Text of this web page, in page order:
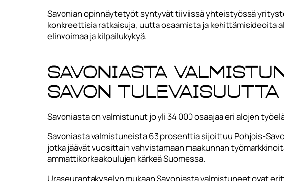
Savonian opinnäytetyöt syntyvät tiiviissä yhteistyössä
konkreettisia ratkaisuja, uutta osaamista ja kehittämisideoita
elinvoimaa ja kilpailukykyä.
Savoniasta
Savon tulevaisuutta
Savoniasta on valmistunut jo yli 34 000 osaajaa eri alojen
Savoniasta valmistuneista 63 prosenttia sijoittuu Pohjois-
jotka jäävät vuosittain vahvistamaan maakunnan
ammattikorkeakoulujen kärkeä Suomessa.
Uraseurantakyselyn mukaan Savoniasta valmistuneet ovat